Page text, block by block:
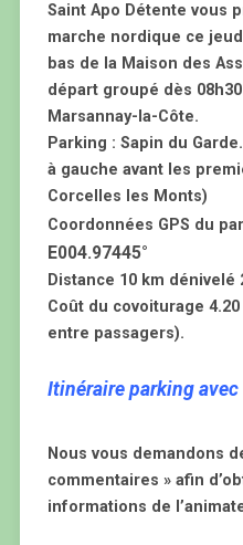
Saint Apo Détente vous
marche nordique ce
bas de la Maison des
départ groupé dès
Marsannay-la-Côte.
Parking : Sapin du
à gauche avant les
Corcelles les Monts)
Coordonnées GPS du
E004.97445°
Distance 10 km dénivelé
Coût du covoiturage
entre passagers).
Itinéraire parking avec
Nous vous demandons
commentaires » afin
informations de